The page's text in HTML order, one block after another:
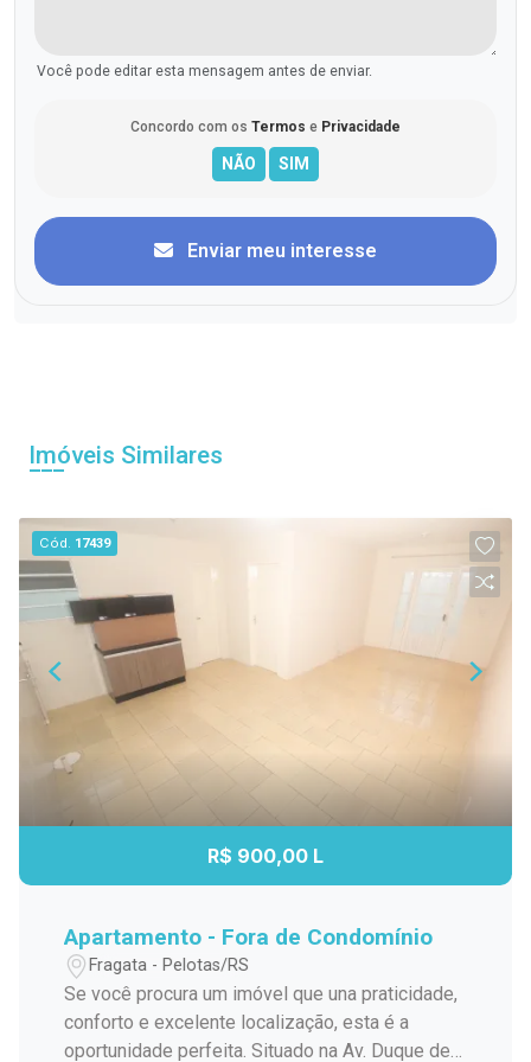
Você pode editar esta mensagem antes de enviar.
Concordo com os Termos e Privacidade
Enviar meu interesse
Imóveis Similares
Cód. 17439
R$ 900,00 L
Apartamento - Fora de Condomínio
Fragata - Pelotas/RS
Se você procura um imóvel que una praticidade,
conforto e excelente localização, esta é a
oportunidade perfeita. Situado na Av. Duque de